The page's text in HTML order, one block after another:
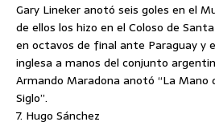
Gary Lineker anotó seis goles en el
de ellos los hizo en el Coloso de
en octavos de final ante Paraguay y
inglesa a manos del conjunto
Armando Maradona anotó “La Mano
Siglo”.
7. Hugo Sánchez